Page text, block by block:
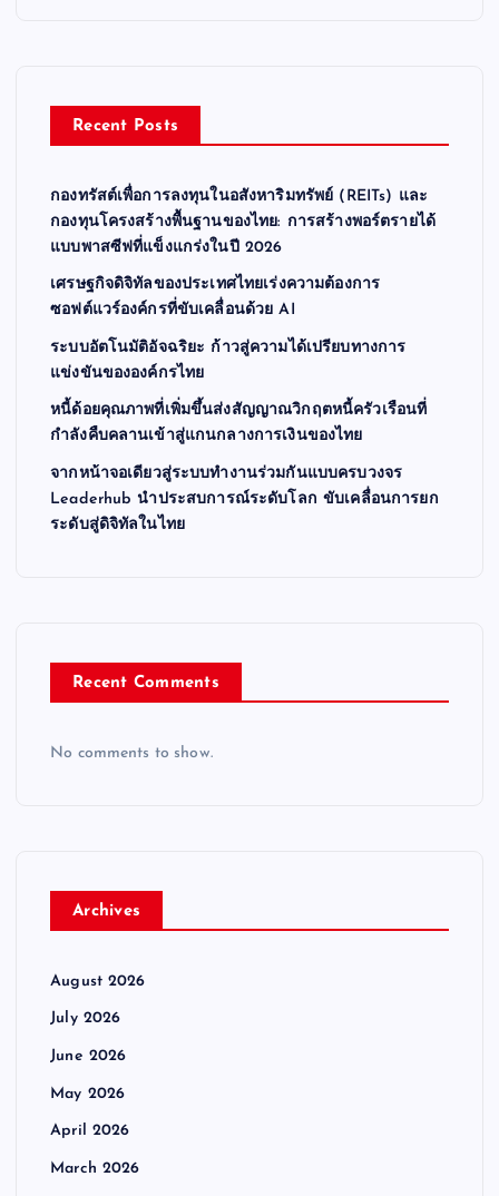
Recent Posts
กองทรัสต์เพื่อการลงทุนในอสังหาริมทรัพย์ (REITs) และ
กองทุนโครงสร้างพื้นฐานของไทย: การสร้างพอร์ตรายได้
แบบพาสซีฟที่แข็งแกร่งในปี 2026
เศรษฐกิจดิจิทัลของประเทศไทยเร่งความต้องการ
ซอฟต์แวร์องค์กรที่ขับเคลื่อนด้วย AI
ระบบอัตโนมัติอัจฉริยะ ก้าวสู่ความได้เปรียบทางการ
แข่งขันขององค์กรไทย
หนี้ด้อยคุณภาพที่เพิ่มขึ้นส่งสัญญาณวิกฤตหนี้ครัวเรือนที่
กำลังคืบคลานเข้าสู่แกนกลางการเงินของไทย
จากหน้าจอเดียวสู่ระบบทำงานร่วมกันแบบครบวงจร
Leaderhub นำประสบการณ์ระดับโลก ขับเคลื่อนการยก
ระดับสู่ดิจิทัลในไทย
Recent Comments
No comments to show.
Archives
August 2026
July 2026
June 2026
May 2026
April 2026
March 2026